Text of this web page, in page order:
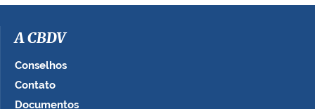
i
a
e
A CBDV
Conselhos
Contato
Documentos